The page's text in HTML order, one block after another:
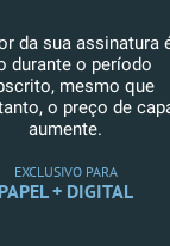
da sua assinatura
durante o período
mesmo que
o preço de
aumente.
EXCLUSIVO PARA
PAPEL + DIGITAL